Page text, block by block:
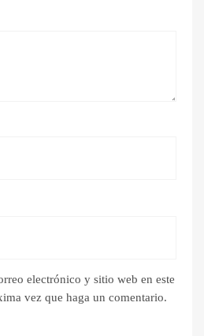
electrónico y sitio web en este
vez que haga un comentario.